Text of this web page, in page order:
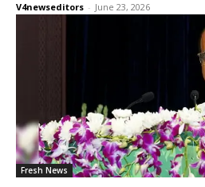
V4newseditors - June 23, 2026
Fresh News